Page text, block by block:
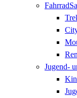
Fahrrad
Jugend-